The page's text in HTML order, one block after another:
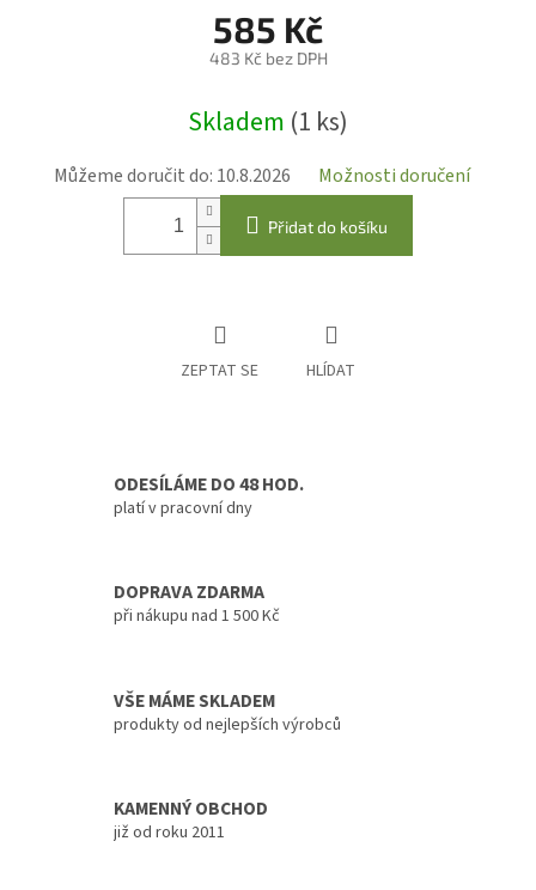
585 Kč
483 Kč bez DPH
cena:
Skladem (1 ks)
Můžeme doručit do: 10.8.2026 Možnosti doručení
Přidat do košíku
ZEPTAT SE HLÍDAT
ODESÍLÁME DO 48 HOD.
platí v pracovní dny
DOPRAVA ZDARMA
při nákupu nad 1 500 Kč
VŠE MÁME SKLADEM
produkty od nejlepších výrobců
KAMENNÝ OBCHOD
již od roku 2011